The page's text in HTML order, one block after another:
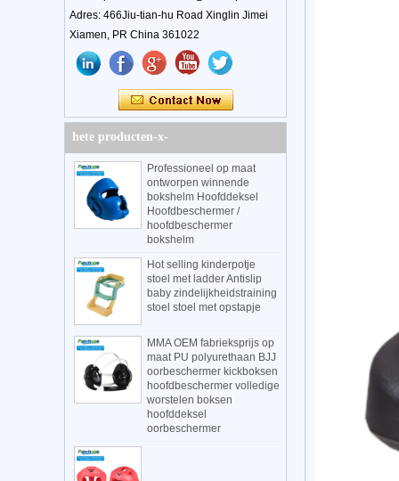
Adres: 466Jiu-tian-hu Road Xinglin Jimei
Xiamen, PR China 361022
hete producten-x-
Professioneel op maat
ontworpen winnende
bokshelm Hoofddeksel
Hoofdbeschermer /
hoofdbeschermer
bokshelm
Hot selling kinderpotje
stoel met ladder Antislip
baby zindelijkheidstraining
stoel stoel met opstapje
MMA OEM fabrieksprijs op
maat PU polyurethaan BJJ
oorbeschermer kickboksen
hoofdbeschermer volledige
worstelen boksen
hoofddeksel
oorbeschermer